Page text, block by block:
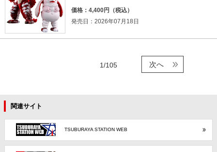
価格：4,400円（税込）
発売日：2026年07月18日
1/105 次へ
関連サイト
TSUBURAYA STATION WEB